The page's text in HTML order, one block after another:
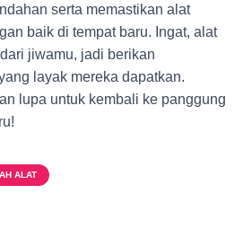
serta memastikan alat
baik di tempat baru. Ingat, alat
jiwamu, jadi berikan
layak mereka dapatkan.
lupa untuk kembali ke panggung
ALAT